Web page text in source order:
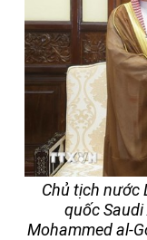
Chủ tịch nước
quốc
Mohammed al-